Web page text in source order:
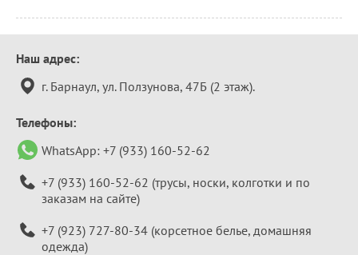
Контактная
информация
Наш адрес:
г. Барнаул, ул. Ползунова, 47Б (2 этаж).
Телефоны:
WhatsApp: +7 (933) 160-52-62
+7 (933) 160-52-62 (трусы, носки, колготки и по
заказам на сайте)
+7 (923) 727-80-34 (корсетное белье, домашняя
одежда)